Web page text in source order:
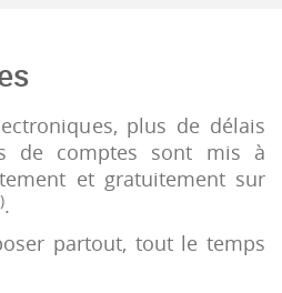
plus de délais
de comptes sont mis à
et gratuitement sur
.
partout, tout le temps